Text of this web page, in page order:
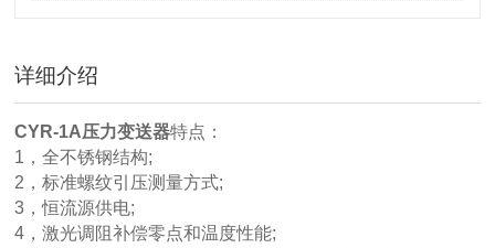
详细介绍
CYR-1A压力变送器特点：
1，全不锈钢结构;
2，标准螺纹引压测量方式;
3，恒流源供电;
4，激光调阻补偿零点和温度性能;